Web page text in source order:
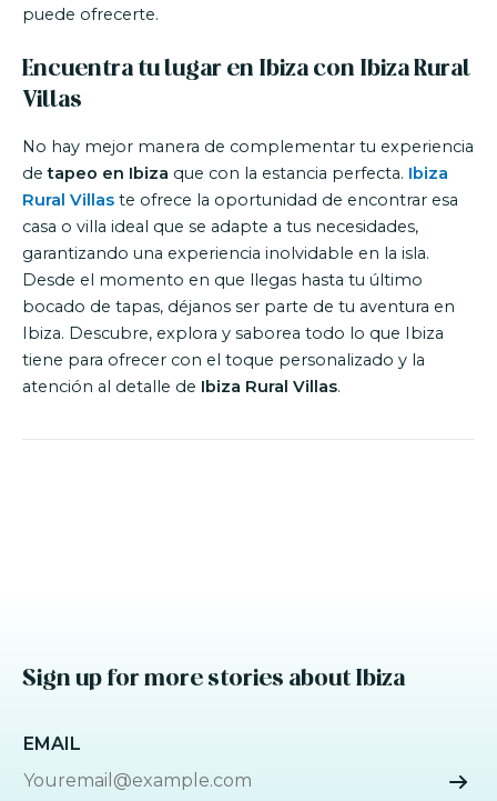
puede ofrecerte.
Encuentra tu lugar en Ibiza con Ibiza Rural
Villas
No hay mejor manera de complementar tu experiencia
detapeo en Ibiza que con la estancia perfecta. Ibiza
Rural Villas te ofrece la oportunidad de encontrar esa
casa o villa ideal que se adapte a tus necesidades,
garantizando una experiencia inolvidable en la isla.
Desde el momento en que llegas hasta tu último
bocado de tapas, déjanos ser parte de tu aventura en
Ibiza. Descubre, explora y saborea todo lo que Ibiza
tiene para ofrecer con el toque personalizado y la
atención al detalle de Ibiza Rural Villas.
Sign up for more stories about Ibiza
EMAIL